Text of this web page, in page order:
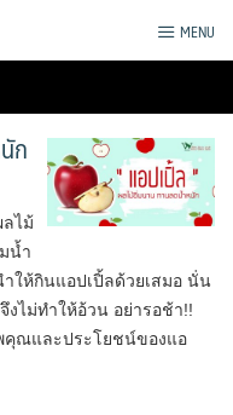
MENU
ก
ลไม้
น้ำ
ให้กินแอปเปิ้ลด้วยเสมอ นั่น
งไม่ทำให้อ้วน อย่ารอช้า!!
คุณและประโยชน์ของแอ